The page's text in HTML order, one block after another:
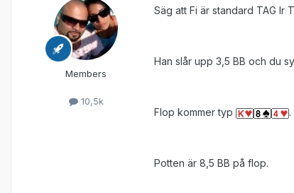
Members
10,5k
Säg att Fi är standard TAG lr
Han slår upp 3,5 BB och du
Flop kommer typ .
Potten är 8,5 BB på flop.